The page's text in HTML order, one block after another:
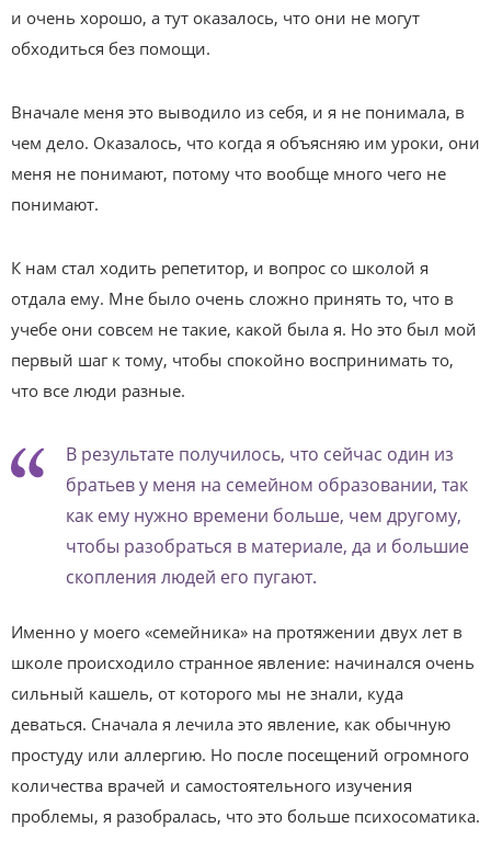
и очень хорошо, а тут оказалось, что они не могут
обходиться без помощи.
Вначале меня это выводило из себя, и я не понимала, в
чем дело. Оказалось, что когда я объясняю им уроки, они
меня не понимают, потому что вообще много чего не
понимают.
К нам стал ходить репетитор, и вопрос со школой я
отдала ему. Мне было очень сложно принять то, что в
учебе они совсем не такие, какой была я. Но это был мой
первый шаг к тому, чтобы спокойно воспринимать то,
что все люди разные.
В результате получилось, что сейчас один из
братьев у меня на семейном образовании, так
как ему нужно времени больше, чем другому,
чтобы разобраться в материале, да и большие
скопления людей его пугают.
Именно у моего «семейника» на протяжении двух лет в
школе происходило странное явление: начинался очень
сильный кашель, от которого мы не знали, куда
деваться. Сначала я лечила это явление, как обычную
простуду или аллергию. Но после посещений огромного
количества врачей и самостоятельного изучения
проблемы, я разобралась, что это больше психосоматика.